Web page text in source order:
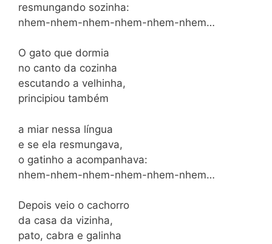
resmungando sozinha:
nhem-nhem-nhem-nhem-nhem-nhem…
O gato que dormia
no canto da cozinha
escutando a velhinha,
principiou também
a miar nessa língua
e se ela resmungava,
o gatinho a acompanhava:
nhem-nhem-nhem-nhem-nhem-nhem…
Depois veio o cachorro
da casa da vizinha,
pato, cabra e galinha